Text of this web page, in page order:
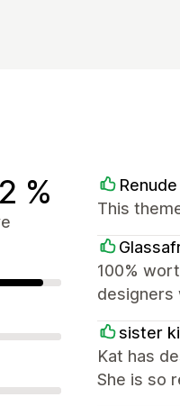
% Renude
This
100%
designers
sister
Kat has
She is so